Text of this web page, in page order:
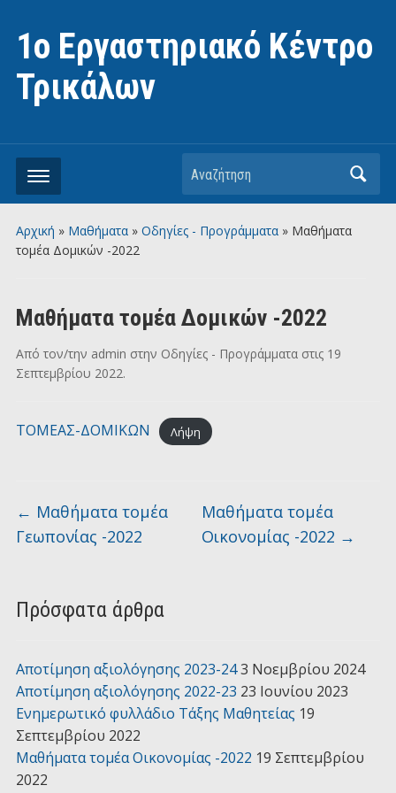
1ο Εργαστηριακό Κέντρο
Τρικάλων
Αναζήτηση
Αρχική » Μαθήματα» Οδηγίες - Προγράμματα» Μαθήματα
τομέα Δομικών -2022
Πρόσφατα άρθρα
Αποτίμηση αξιολόγησης 2023-243 Νοεμβρίου 2024
Αποτίμηση αξιολόγησης 2022-23 23 Ιουνίου 2023
Ενημερωτικό φυλλάδιο Τάξης Μαθητείας 19
Σεπτεμβρίου 2022
Μαθήματα τομέα Οικονομίας -2022 19 Σεπτεμβρίου
2022
Μαθήματα τομέα Δομικών -2022
Από τον/την admin στην Οδηγίες - Προγράμματαστις 19
Σεπτεμβρίου 2022.
ΤΟΜΕΑΣ-ΔΟΜΙΚΩΝ Λήψη
← Μαθήματα τομέα
Γεωπονίας -2022
Μαθήματα τομέα
Οικονομίας -2022 →